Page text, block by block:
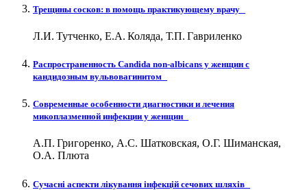
Трещины сосков: в помощь практикующему врачу
Л.И. Тутченко, Е.А. Коляда, Т.П. Гавриленко
Распространенность Сandida non-albicans у женщин с
кандидозным вульвовагинитом
Современные особенности диагностики и лечения
микоплазменной инфекции у женщин
А.П. Григоренко, А.С. Шатковская, О.Г. Шиманская,
О.А. Плюта
Сучасні аспекти лікування інфекцій сечових шляхів